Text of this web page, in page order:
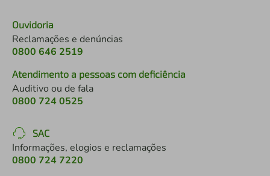
Ouvidoria
Reclamações e denúncias
0800 646 2519
Atendimento a pessoas com deficiência
Auditivo ou de fala
0800 724 0525
SAC
Informações, elogios e reclamações
0800 724 7220